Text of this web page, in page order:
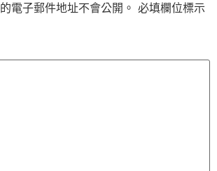
電子郵件地址不會公開。 必填欄位標示